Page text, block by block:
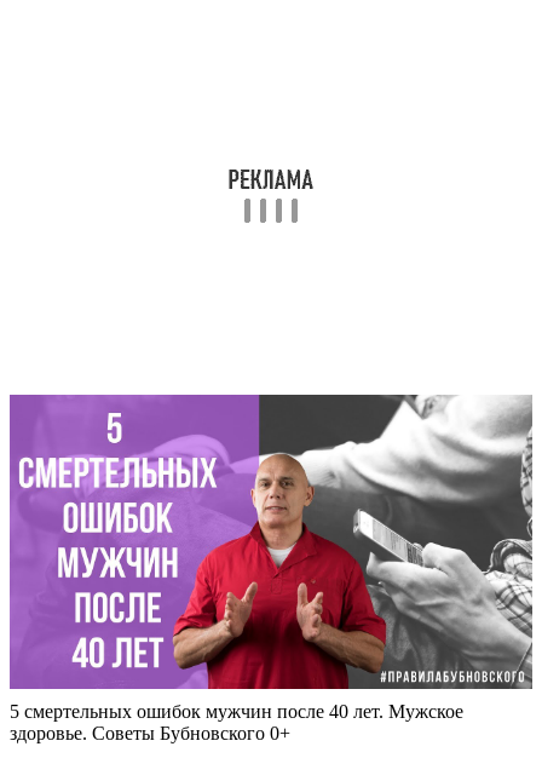
5 смертельных ошибок мужчин после 40 лет. Мужское
здоровье. Советы Бубновского 0+